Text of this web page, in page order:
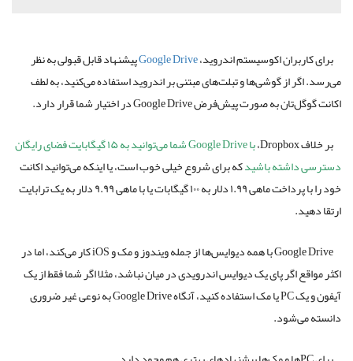
برای کاربران اکوسیستم اندروید،Google Driveپیشنهاد قابل قبولی به نظر
می‌رسد. اگر از گوشی‌ها و تبلت‌های مبتنی بر اندروید استفاده می‌کنید، به لطف
اکانت گوگل‌تان به صورت پیش‌فرض Google Drive در اختیار شما قرار دارد.
بر خلاف Dropbox،
با Google Drive شما می‌توانید به ۱۵ گیگابایت فضای رایگان
دسترسی داشته باشیدکه برای شروع خیلی خوب است، یا اینکه می‌توانید اکانت
خود را با پرداخت ماهی ۱.۹۹ دلار به ۱۰۰ گیگابات یا با ماهی ۹.۹۹ دلار به یک ترابایت
ارتقا دهید.
Google Drive با همه دیوایس‌ها از جمله ویندوز و مک و iOS کار می‌کند، اما در
اکثر مواقع اگر پای یک دیوایس اندرویدی در میان نباشد، مثلا اگر شما فقط از یک
آیفون و یک PC یا مک استفاده کنید، آنگاه Google Drive به نوعی غیر ضروری
دانسته می‌شود.